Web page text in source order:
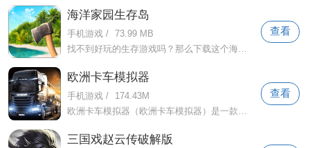
海洋家园生存岛
手机游戏 / 73.99 MB
找不到好玩的生存游戏吗？那么下载这个海洋家园生存岛破解版并尝试一下！作为一款生存冒险游戏，游戏的自由度也是非常高的！游戏中，朋友们
查看
欧洲卡车模拟器
手机游戏 /
174.43M
欧洲卡车模拟器（欧洲卡车模拟器）是一款驾驶模拟游戏。游戏中，玩家扮演卡车司机的角色，驾驶着久经沙场的卡车在欧洲各国的道路上，完成各
查看
三国戏赵云传破解版